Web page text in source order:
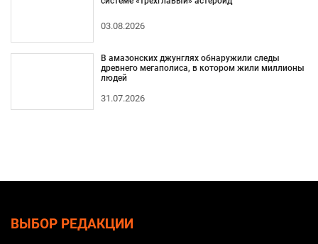
03.08.2026
В амазонских джунглях обнаружили следы
древнего мегаполиса, в котором жили миллионы
людей
31.07.2026
ВЫБОР РЕДАКЦИИ